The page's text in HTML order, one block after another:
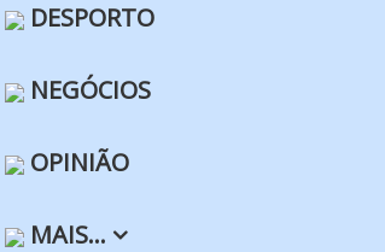
DESPORTO
NEGÓCIOS
OPINIÃO
MAIS…